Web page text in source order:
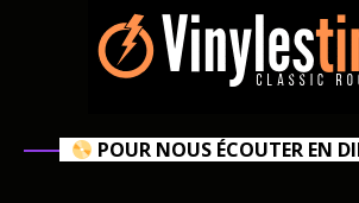
POUR NOUS ÉCOUTER EN